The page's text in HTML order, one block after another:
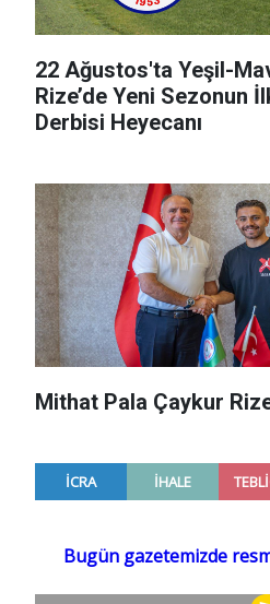
22 Ağustos'ta Yeşil-
Rize’de Yeni Sezonun
Derbisi Heyecanı
Mithat Pala Çaykur